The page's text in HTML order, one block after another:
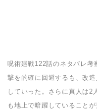
呪術廻戦122話のネタバレ考
撃を的確に回避するも、改
していった。さらに真人は2
も地上で暗躍していること